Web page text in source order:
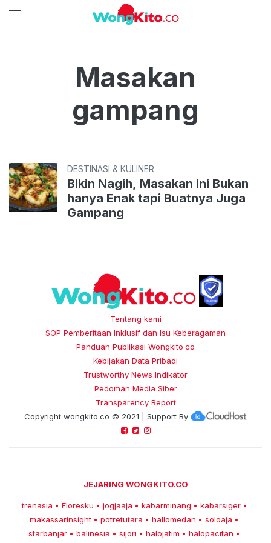
Masakan
gampang
DESTINASI & KULINER
Bikin Nagih, Masakan ini Bukan
hanya Enak tapi Buatnya Juga
Gampang
Tentang kami
SOP Pemberitaan Inklusif dan Isu Keberagaman
Panduan Publikasi Wongkito.co
Kebijakan Data Pribadi
Trustworthy News Indikator
Pedoman Media Siber
Transparency Report
Copyright wongkito.co © 2021 | Support By
JEJARING WONGKITO.CO
trenasia • Floresku • jogjaaja • kabarminang • kabarsiger •
makassarinsight • potretutara • hallomedan • soloaja •
starbanjar • balinesia • sijori • halojatim • halopacitan •